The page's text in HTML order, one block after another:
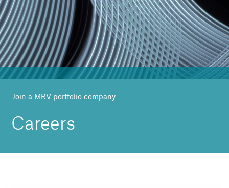
Portfolio
Investment areas
Team
News
Join a MRV portfolio company
Careers